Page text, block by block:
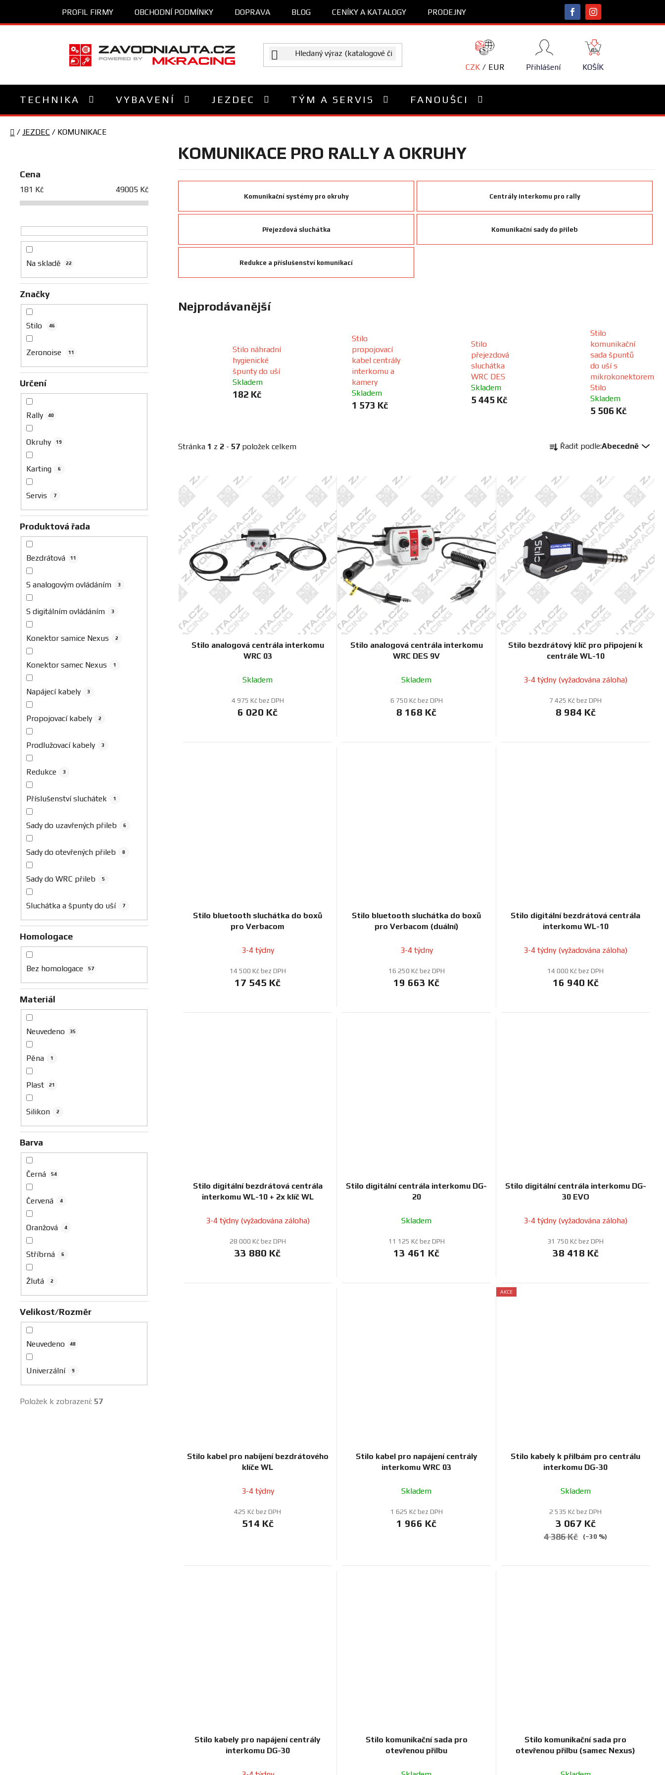
obsah
PROFIL FIRMY OBCHODNÍ PODMÍNKY DOPRAVA BLOG CENÍKY A KATALOGY PRODEJNY
CZK EUR Přihlášení
NÁKUPNÍ
KOŠÍK
KOŠÍK
TECHNIKA VYBAVENÍ JEZDEC TÝM A SERVIS FANOUŠCI
Domů
/ JEZDEC / KOMUNIKACE
Cena
181 Kč 49005 Kč
Na skladě 22
Značky
Stilo 46
Zeronoise 11
Určení
Rally 40
Okruhy 19
Karting 6
Servis 7
Produktová řada
Bezdrátová 11
S analogovým ovládáním 3
S digitálním ovládáním 3
Konektor samice Nexus 2
Konektor samec Nexus 1
Napájecí kabely 3
Propojovací kabely 2
Prodlužovací kabely 3
Redukce 3
Příslušenství sluchátek 1
Sady do uzavřených přileb 6
Sady do otevřených přileb 8
Sady do WRC přileb 5
Sluchátka a špunty do uší 7
Homologace
Bez homologace 57
Materiál
Neuvedeno 35
Pěna 1
Plast 21
Silikon 2
Barva
Černá 54
Červená 4
Oranžová 4
Stříbrná 6
Žlutá 2
Velikost/Rozměr
Neuvedeno 48
Univerzální 9
Položek k zobrazení: 57
KOMUNIKACE PRO RALLY A OKRUHY
Komunikační systémy pro okruhy Centrály interkomu pro rally
Přejezdová sluchátka Komunikační sady do přileb
Redukce a příslušenství komunikací
Nejprodávanější
Stilo náhradní
hygienické
špunty do uší
Skladem
182 Kč
Stilo
propojovací
kabel centrály
interkomu a
kamery
Skladem
1 573 Kč
Stilo
přejezdová
sluchátka
WRC DES
Skladem
5 445 Kč
Stilo
komunikační
sada špuntů
do uší s
mikrokonektorem
Stilo
Skladem
5 506 Kč
Stránka 1 z 2 - 57 položek celkem
a
e
n
í
r
o
d
u
k
t
ů
Řadit podle:Abecedně
ý
p
s
p
r
d
u
k
t
ů
Stilo analogová centrála interkomu
WRC 03
Skladem
4 975 Kč bez DPH
6 020 Kč
Stilo analogová centrála interkomu
WRC DES 9V
Skladem
6 750 Kč bez DPH
8 168 Kč
Stilo bezdrátový klíč pro připojení k
centrále WL-10
3-4 týdny (vyžadována záloha)
7 425 Kč bez DPH
8 984 Kč
Stilo bluetooth sluchátka do boxů
pro Verbacom
3-4 týdny
14 500 Kč bez DPH
17 545 Kč
Stilo bluetooth sluchátka do boxů
pro Verbacom (duální)
3-4 týdny
16 250 Kč bez DPH
19 663 Kč
Stilo digitální bezdrátová centrála
interkomu WL-10
3-4 týdny (vyžadována záloha)
14 000 Kč bez DPH
16 940 Kč
Stilo digitální bezdrátová centrála
interkomu WL-10 + 2x klíč WL
3-4 týdny (vyžadována záloha)
28 000 Kč bez DPH
33 880 Kč
Stilo digitální centrála interkomu DG-
20
Skladem
11 125 Kč bez DPH
13 461 Kč
Stilo digitální centrála interkomu DG-
30 EVO
3-4 týdny (vyžadována záloha)
31 750 Kč bez DPH
38 418 Kč
Stilo kabel pro nabíjení bezdrátového
klíče WL
3-4 týdny
425 Kč bez DPH
514 Kč
Stilo kabel pro napájení centrály
interkomu WRC 03
Skladem
1 625 Kč bez DPH
1 966 Kč
AKCE
Stilo kabely k přilbám pro centrálu
interkomu DG-30
Skladem
2 535 Kč bez DPH
3 067 Kč
4 386 Kč (–30 %)
Stilo kabely pro napájení centrály
interkomu DG-30
Stilo komunikační sada pro
otevřenou přilbu
Stilo komunikační sada pro
otevřenou přilbu (samec Nexus)